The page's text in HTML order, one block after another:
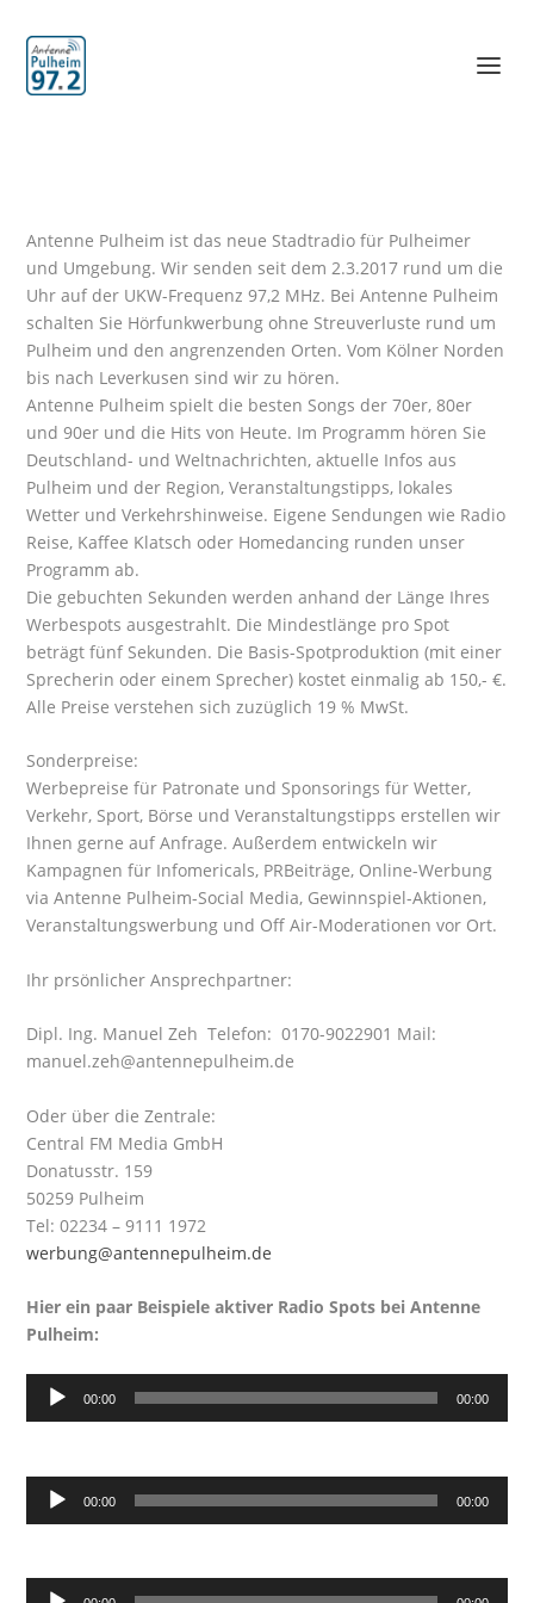
Antenne Pulheim ist das neue Stadtradio für Pulheimer
und Umgebung. Wir senden seit dem 2.3.2017 rund um die
Uhr auf der UKW-Frequenz 97,2 MHz. Bei Antenne Pulheim
schalten Sie Hörfunkwerbung ohne Streuverluste rund um
Pulheim und den angrenzenden Orten. Vom Kölner Norden
bis nach Leverkusen sind wir zu hören.
Antenne Pulheim spielt die besten Songs der 70er, 80er
und 90er und die Hits von Heute. Im Programm hören Sie
Deutschland- und Weltnachrichten, aktuelle Infos aus
Pulheim und der Region, Veranstaltungstipps, lokales
Wetter und Verkehrshinweise. Eigene Sendungen wie Radio
Reise, Kaffee Klatsch oder Homedancing runden unser
Programm ab.
Die gebuchten Sekunden werden anhand der Länge Ihres
Werbespots ausgestrahlt. Die Mindestlänge pro Spot
beträgt fünf Sekunden. Die Basis-Spotproduktion (mit einer
Sprecherin oder einem Sprecher) kostet einmalig ab 150,- €.
Alle Preise verstehen sich zuzüglich 19 % MwSt.
Sonderpreise:
Werbepreise für Patronate und Sponsorings für Wetter,
Verkehr, Sport, Börse und Veranstaltungstipps erstellen wir
Ihnen gerne auf Anfrage. Außerdem entwickeln wir
Kampagnen für Infomericals, PRBeiträge, Online-Werbung
via Antenne Pulheim-Social Media, Gewinnspiel-Aktionen,
Veranstaltungswerbung und Off Air-Moderationen vor Ort.
Ihr prsönlicher Ansprechpartner:
Dipl. Ing. Manuel Zeh Telefon: 0170-9022901 Mail:
manuel.zeh@antennepulheim.de
Oder über die Zentrale:
Central FM Media GmbH
Donatusstr. 159
50259 Pulheim
Tel: 02234 – 9111 1972
werbung@antennepulheim.de
Hier ein paar Beispiele aktiver Radio Spots bei Antenne
Pulheim:
Audio-
00:00 00:00
Audio-
Player
00:00 00:00
Audio-